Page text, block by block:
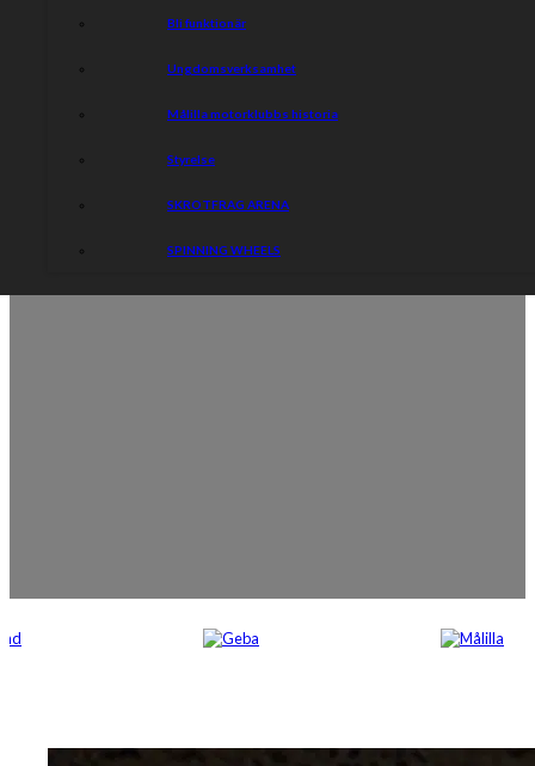
Bli funktionär
Ungdomsverksamhet
Målilla motorklubbs historia
Styrelse
SKROTFRAG ARENA
SPINNING WHEELS